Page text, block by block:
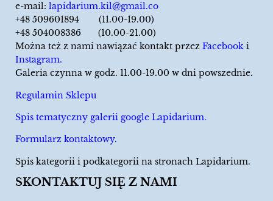
e-mail: lapidarium.kil@gmail.co
+48 509601894 (11.00-19.00)
+48 504008386 (10.00-21.00)
Można też z nami nawiązać kontakt przez Facebook i
Instagram.
Galeria czynna w godz. 11.00-19.00 w dni powszednie.
Regulamin Sklepu
Spis tematyczny galerii google Lapidarium.
Formularz kontaktowy.
Spis kategorii i podkategorii na stronach Lapidarium.
SKONTAKTUJ SIĘ Z NAMI